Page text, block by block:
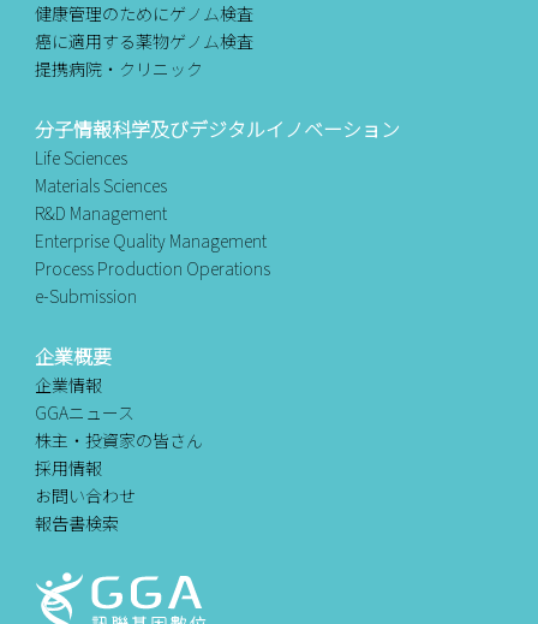
健康管理のためにゲノム検査
癌に適用する薬物ゲノム検査
提携病院・クリニック
分子情報科学及びデジタルイノベーション
Life Sciences
Materials Sciences
R&D Management
Enterprise Quality Management
Process Production Operations
e-Submission
企業概要
企業情報
GGAニュース
株主・投資家の皆さん
採用情報
お問い合わせ
報告書検索